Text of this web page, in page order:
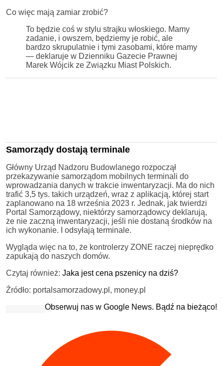
Co więc mają zamiar zrobić?
To będzie coś w stylu strajku włoskiego. Mamy
zadanie, i owszem, będziemy je robić, ale
bardzo skrupulatnie i tymi zasobami, które mamy
— deklaruje w Dzienniku Gazecie Prawnej
Marek Wójcik ze Związku Miast Polskich.
Samorządy dostają terminale
Główny Urząd Nadzoru Budowlanego rozpoczął
przekazywanie samorządom mobilnych terminali do
wprowadzania danych w trakcie inwentaryzacji. Ma do nich
trafić 3,5 tys. takich urządzeń, wraz z aplikacją, której start
zaplanowano na 18 września 2023 r. Jednak, jak twierdzi
Portal Samorządowy, niektórzy samorządowcy deklarują,
że nie zaczną inwentaryzacji, jeśli nie dostaną środków na
ich wykonanie. I odsyłają terminale.
Wygląda więc na to, że kontrolerzy ZONE raczej nieprędko
zapukają do naszych domów.
Czytaj również: Jaka jest cena pszenicy na dziś?
Źródło: portalsamorzadowy.pl, money.pl
Obserwuj nas w Google News. Bądź na bieżąco!